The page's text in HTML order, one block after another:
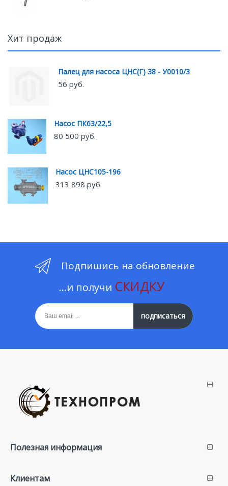
Хит продаж
Палец для насоса ЦНС(Г) 38 - У0010/3
56 руб.
Насос ПК63/22,5
80 500 руб.
Насос ЦНС105-196
313 898 руб.
Подпишись на обновление
...и получи СКИДКУ
подписаться
Полезная информация
Клиентам